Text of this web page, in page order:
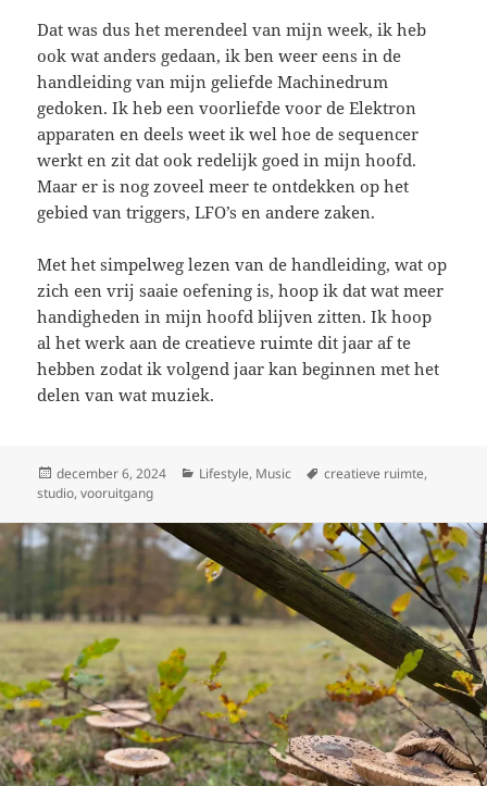
Dat was dus het merendeel van mijn week, ik heb
ook wat anders gedaan, ik ben weer eens in de
handleiding van mijn geliefde Machinedrum
gedoken. Ik heb een voorliefde voor de Elektron
apparaten en deels weet ik wel hoe de sequencer
werkt en zit dat ook redelijk goed in mijn hoofd.
Maar er is nog zoveel meer te ontdekken op het
gebied van triggers, LFO’s en andere zaken.
Met het simpelweg lezen van de handleiding, wat op
zich een vrij saaie oefening is, hoop ik dat wat meer
handigheden in mijn hoofd blijven zitten. Ik hoop
al het werk aan de creatieve ruimte dit jaar af te
hebben zodat ik volgend jaar kan beginnen met het
delen van wat muziek.
Geplaatst
op
december 6, 2024 Categorieën
Lifestyle, Music Tags
creatieve ruimte,
studio,vooruitgang